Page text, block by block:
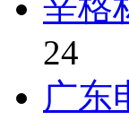
24
广东